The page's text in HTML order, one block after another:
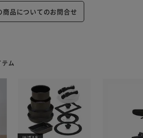
商品についてのお問合せ
ム